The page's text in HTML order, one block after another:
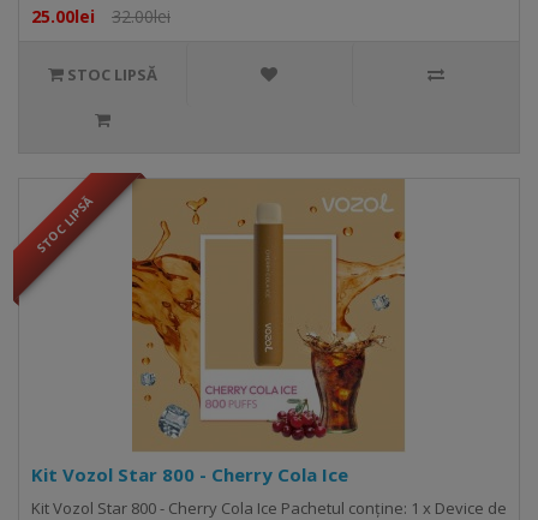
25.00lei 32.00lei
STOC LIPSĂ
STOC LIPSĂ
Kit Vozol Star 800 - Cherry Cola Ice
Kit Vozol Star 800 - Cherry Cola Ice Pachetul conține: 1 x Device de